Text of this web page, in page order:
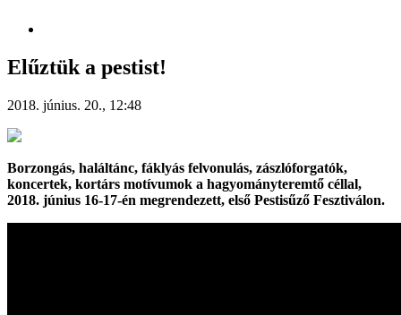
Elűztük a pestist!
2018. június. 20., 12:48
Borzongás, haláltánc, fáklyás felvonulás, zászlóforgatók,
koncertek, kortárs motívumok a hagyományteremtő céllal,
2018. június 16-17-én megrendezett, első Pestisűző Fesztiválon.